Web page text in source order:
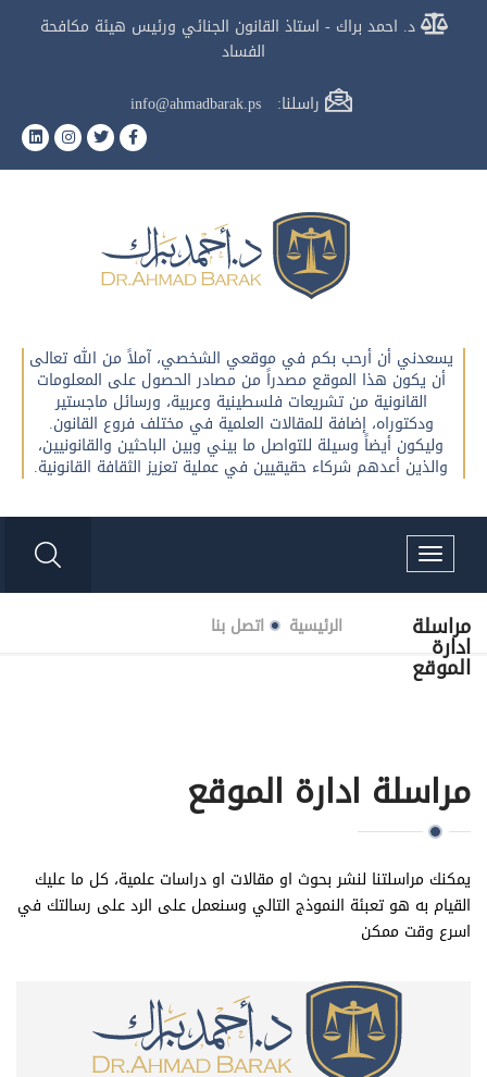
د. احمد براك - استاذ القانون الجنائي ورئيس هيئة مكافحة
الفساد
راسلنا: info@ahmadbarak.ps
يسعدني أن أرحب بكم في موقعي الشخصي، آملاً من الله تعالى
أن يكون هذا الموقع مصدراً من مصادر الحصول على المعلومات
القانونية من تشريعات فلسطينية وعربية، ورسائل ماجستير
ودكتوراه، إضافة للمقالات العلمية في مختلف فروع القانون.
وليكون أيضاً وسيلة للتواصل ما بيني وبين الباحثين والقانونيين،
والذين أعدهم شركاء حقيقيين في عملية تعزيز الثقافة القانونية.
Toggle
navigation
مراسلة
ادارة
الموقع
الرئيسية اتصل بنا
مراسلة ادارة الموقع
يمكنك مراسلتنا لنشر بحوث او مقالات او دراسات علمية، كل ما عليك
القيام به هو تعبئة النموذج التالي وسنعمل على الرد على رسالتك في
اسرع وقت ممكن